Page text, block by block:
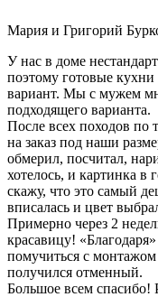
Мария и Григорий
У нас в доме
поэтому готовые
вариант. Мы с мужем
подходящего варианта.
После всех походов по
на заказ под наши
обмерил, посчитал,
хотелось, и картинка в
скажу, что это самый
вписалась и цвет
Примерно через 2
красавицу!
помучиться с
получился отменный.
Большое всем спасибо!